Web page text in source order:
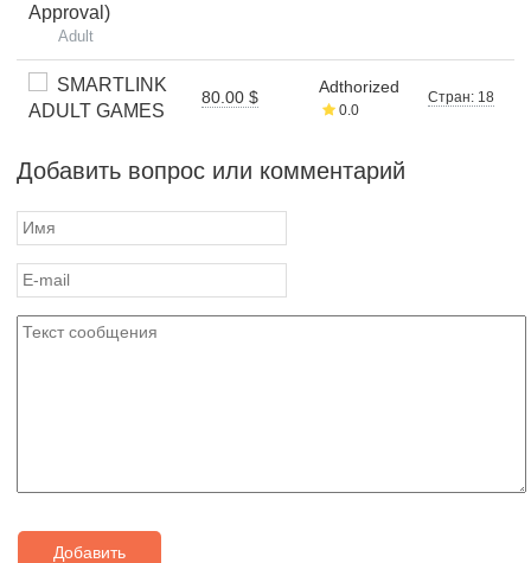
Approval)
Adult
SMARTLINK
ADULT GAMES
80.00 $
Adthorized
0.0
Стран: 18
Добавить вопрос или комментарий
Добавить